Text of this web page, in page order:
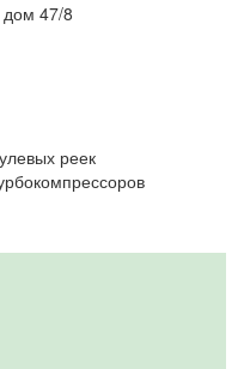
дом 47/8
реек